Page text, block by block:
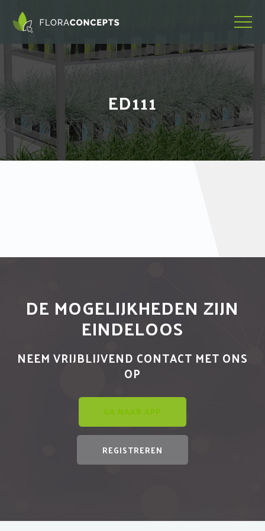
ED111
DE MOGELIJKHEDEN ZIJN
EINDELOOS
NEEM VRIJBLIJVEND CONTACT MET ONS
OP
GA NAAR APP
REGISTREREN